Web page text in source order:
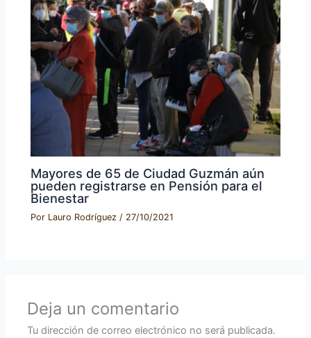
Mayores de 65 de Ciudad Guzmán aún
pueden registrarse en Pensión para el
Bienestar
Por Lauro Rodríguez/ 27/10/2021
Deja un comentario
Tu dirección de correo electrónico no será publicada.